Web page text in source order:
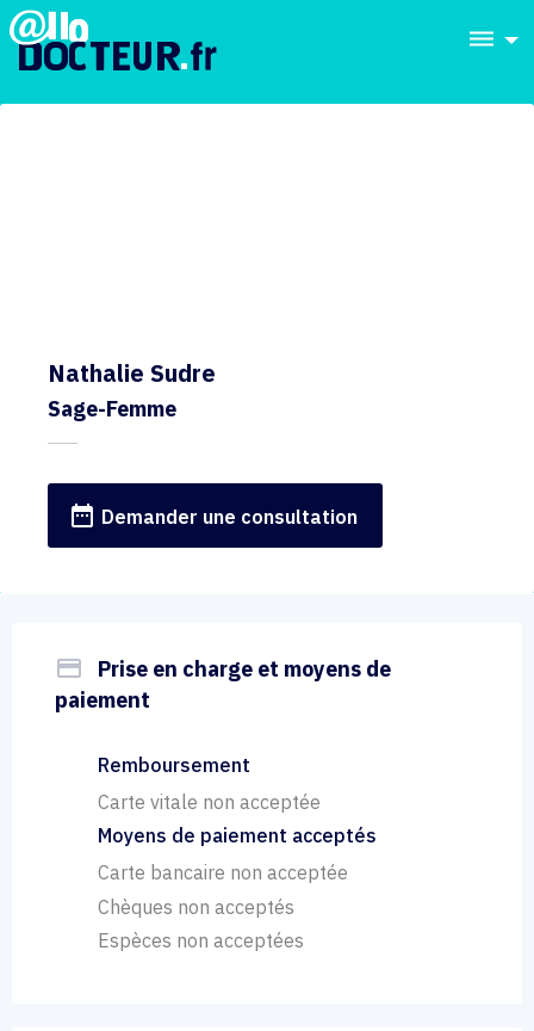
dehaze
Nathalie Sudre
Sage-Femme
date_range Demander une consultation
payment
Prise en charge et moyens de
paiement
Remboursement
Carte vitale non acceptée
Moyens de paiement acceptés
Carte bancaire non acceptée
Chèques non acceptés
Espèces non acceptées